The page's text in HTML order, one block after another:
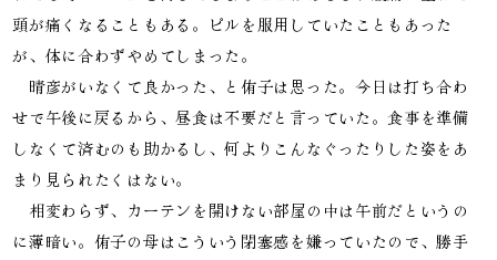
頭が痛くなることもある。ピルを服用していたこともあった
が、体に合わずやめてしまった。
晴彦がいなくて良かった、と侑子は思った。今日は打ち合わ
せで午後に戻るから、昼食は不要だと言っていた。食事を準備
しなくて済むのも助かるし、何よりこんなぐったりした姿をあ
まり見られたくはない。
相変わらず、カーテンを開けない部屋の中は午前だというの
に薄暗い。侑子の母はこういう閉塞感を嫌っていたので、勝手